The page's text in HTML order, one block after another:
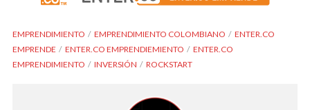
EMPRENDIMIENTO EMPRENDIMIENTO COLOMBIANO
ENTER.CO
EMPRENDE
ENTER.CO EMPRENDIEMIENTO
ENTER.CO
EMPRENDIMIENTO
INVERSIÓN ROCKSTART